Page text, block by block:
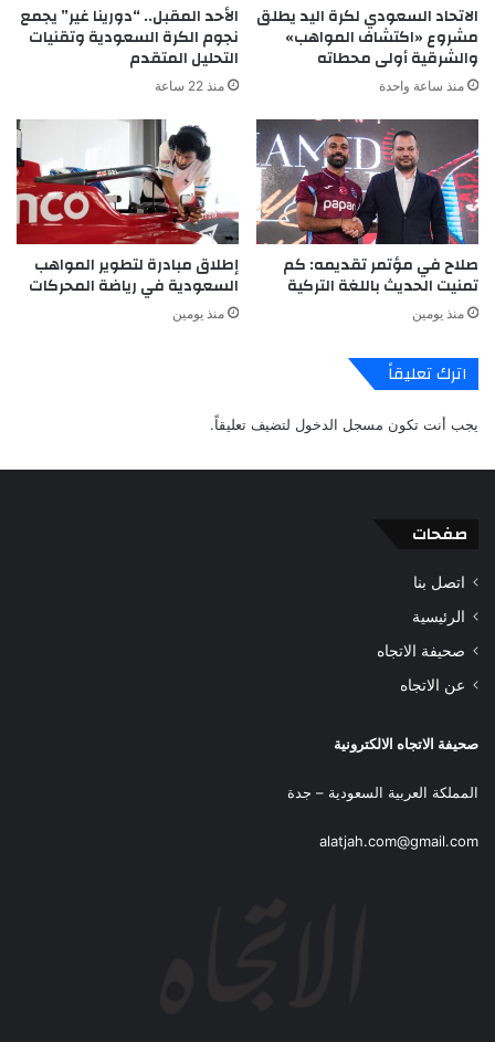
الاتحاد السعودي لكرة اليد يطلق
مشروع «اكتشاف المواهب»
والشرقية أولى محطاته
منذ ساعة واحدة
الأحد المقبل.. “دورينا غير” يجمع
نجوم الكرة السعودية وتقنيات
التحليل المتقدم
منذ 22 ساعة
صلاح في مؤتمر تقديمه: كم
تمنيت الحديث باللغة التركية
منذ يومين
إطلاق مبادرة لتطوير المواهب
السعودية في رياضة المحركات
منذ يومين
اترك تعليقاً
يجب أنت تكون مسجل الدخول لتضيف تعليقاً.
صفحات
اتصل بنا
الرئيسية
صحيفة الاتجاه
عن الاتجاه
صحيفة الاتجاه الالكترونية
المملكة العربية السعودية – جدة
alatjah.com@gmail.com